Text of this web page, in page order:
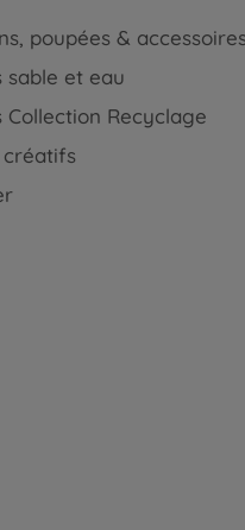
poupées & accessoires
sable et eau
Collection Recyclage
créatifs